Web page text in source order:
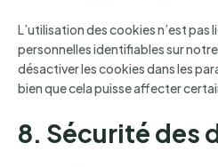
L’utilisation des cookies n’est pas
personnelles identifiables sur
désactiver les cookies dans les
bien que cela puisse affecter
8. Sécurité des